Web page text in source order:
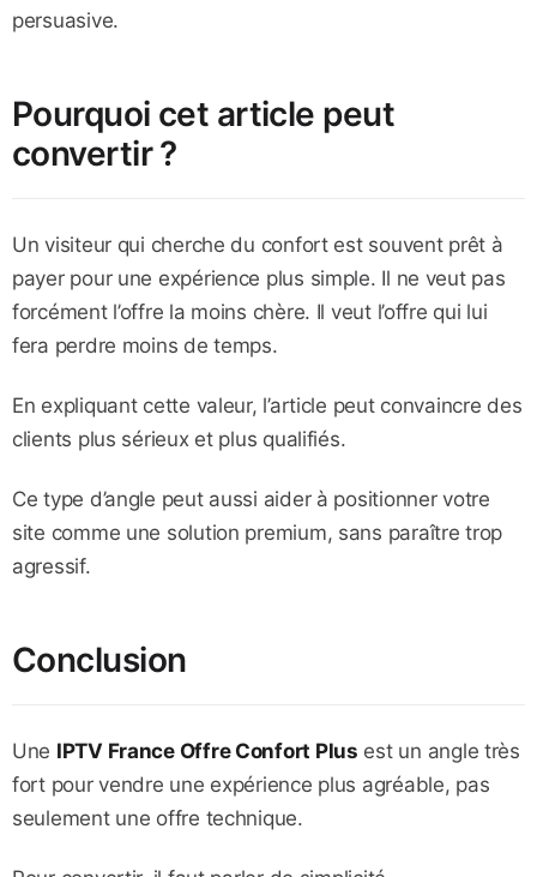
persuasive.
Pourquoi cet article peut
convertir ?
Un visiteur qui cherche du confort est souvent prêt à
payer pour une expérience plus simple. Il ne veut pas
forcément l’offre la moins chère. Il veut l’offre qui lui
fera perdre moins de temps.
En expliquant cette valeur, l’article peut convaincre des
clients plus sérieux et plus qualifiés.
Ce type d’angle peut aussi aider à positionner votre
site comme une solution premium, sans paraître trop
agressif.
Conclusion
Une IPTV France Offre Confort Plus est un angle très
fort pour vendre une expérience plus agréable, pas
seulement une offre technique.